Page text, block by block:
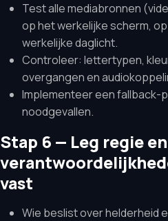
Test alle mediabronnen
op het werkelijke scherm,
werkelijke daglicht.
Controleer: lettertypen,
overgangen en
Implementeer een fallback-
noodgevallen.
Stap 6 — Leg regie en
vast
Wie beslist over helderheid